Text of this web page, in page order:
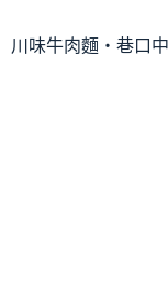
川味牛肉麵‧巷口